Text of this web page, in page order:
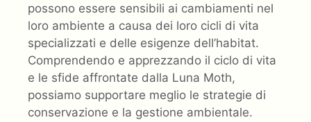
possono essere sensibili ai cambiamenti nel
loro ambiente a causa dei loro cicli di vita
specializzati e delle esigenze dell’habitat.
Comprendendo e apprezzando il ciclo di vita
e le sfide affrontate dalla Luna Moth,
possiamo supportare meglio le strategie di
conservazione e la gestione ambientale.